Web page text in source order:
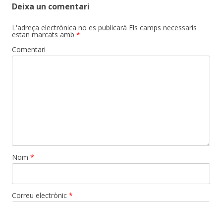
Deixa un comentari
L'adreça electrònica no es publicarà Els camps necessaris
estan marcats amb *
Comentari
Nom *
Correu electrònic *